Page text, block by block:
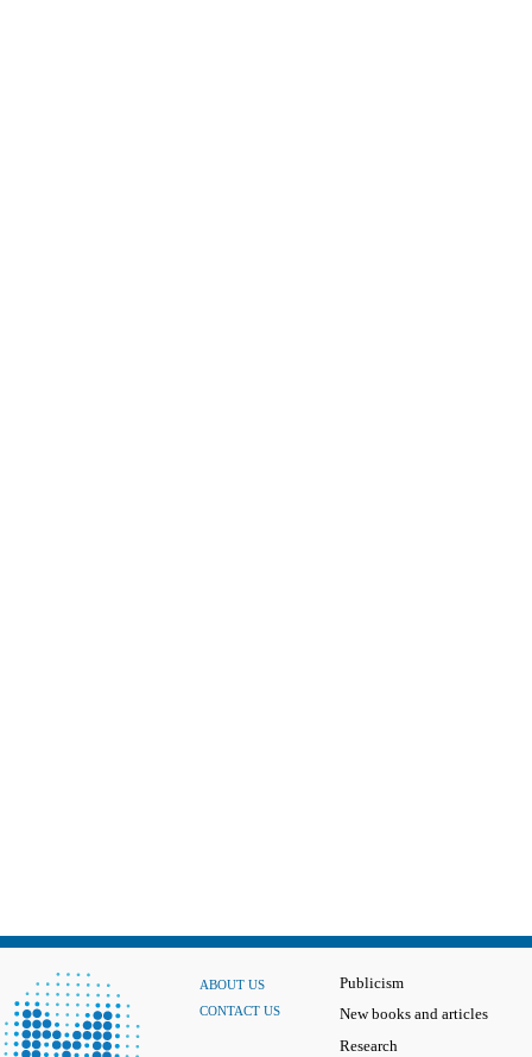
ABOUT US
CONTACT US
Publicism
New books and articles
Research